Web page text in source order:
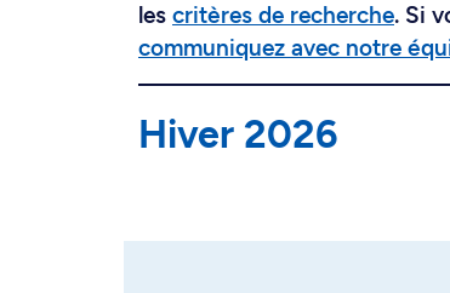
les critères de recherche. Si
communiquez avec notre
Hiver 2026